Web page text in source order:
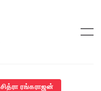
சித்ரா ரங்கராஜன்